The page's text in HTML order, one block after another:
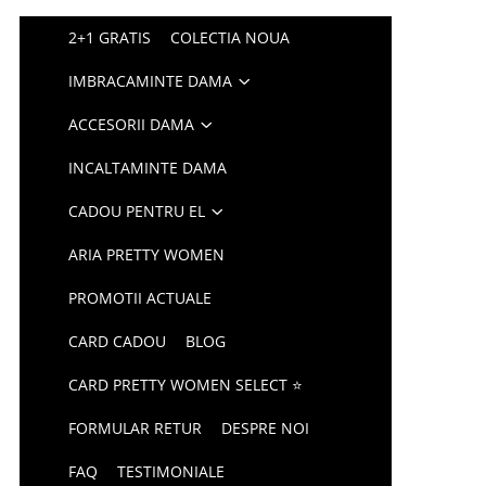
2+1 GRATIS COLECTIA NOUA
IMBRACAMINTE DAMA
ACCESORII DAMA
INCALTAMINTE DAMA
CADOU PENTRU EL
ARIA PRETTY WOMEN
PROMOTII ACTUALE
CARD CADOU BLOG
CARD PRETTY WOMEN SELECT ⭐
FORMULAR RETUR DESPRE NOI
FAQ TESTIMONIALE